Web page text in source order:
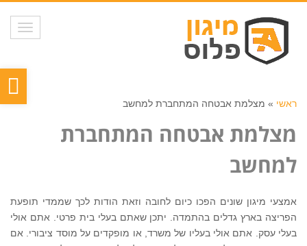
ראשי » מצלמת אבטחה המתחברת למחשב
מצלמת אבטחה המתחברת
למחשב
אמצעי מיגון שונים הפכו כיום לחובה וזאת הודות לכך שממדי תופעת
הפריצה בארץ גדלים בהתמדה. יתכן שאתם בעלי בית פרטי. אתם אולי
בעלי עסק. אתם אולי בעליו של משרד, או מופקדים על מוסד ציבורי. אם